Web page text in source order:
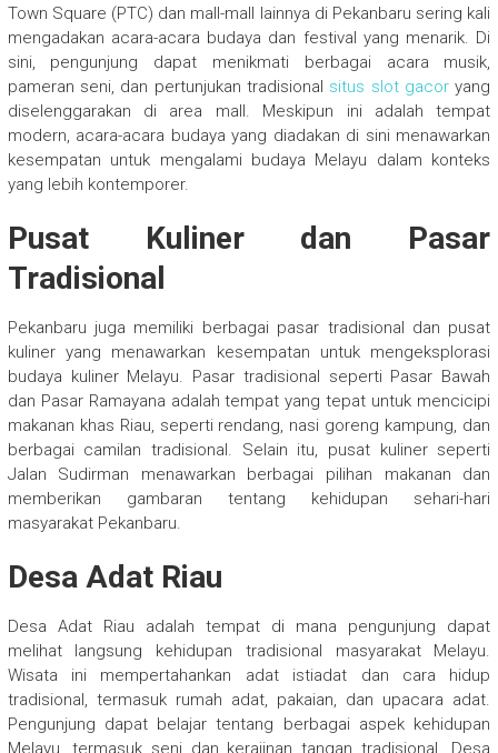
Town Square (PTC) dan mall-mall lainnya di Pekanbaru sering kali
mengadakan acara-acara budaya dan festival yang menarik. Di
sini, pengunjung dapat menikmati berbagai acara musik,
pameran seni, dan pertunjukan tradisional situs slot gacoryang
diselenggarakan di area mall. Meskipun ini adalah tempat
modern, acara-acara budaya yang diadakan di sini menawarkan
kesempatan untuk mengalami budaya Melayu dalam konteks
yang lebih kontemporer.
Pusat Kuliner dan Pasar
Tradisional
Pekanbaru juga memiliki berbagai pasar tradisional dan pusat
kuliner yang menawarkan kesempatan untuk mengeksplorasi
budaya kuliner Melayu. Pasar tradisional seperti Pasar Bawah
dan Pasar Ramayana adalah tempat yang tepat untuk mencicipi
makanan khas Riau, seperti rendang, nasi goreng kampung, dan
berbagai camilan tradisional. Selain itu, pusat kuliner seperti
Jalan Sudirman menawarkan berbagai pilihan makanan dan
memberikan gambaran tentang kehidupan sehari-hari
masyarakat Pekanbaru.
Desa Adat Riau
Desa Adat Riau adalah tempat di mana pengunjung dapat
melihat langsung kehidupan tradisional masyarakat Melayu.
Wisata ini mempertahankan adat istiadat dan cara hidup
tradisional, termasuk rumah adat, pakaian, dan upacara adat.
Pengunjung dapat belajar tentang berbagai aspek kehidupan
Melayu, termasuk seni dan kerajinan tangan tradisional. Desa